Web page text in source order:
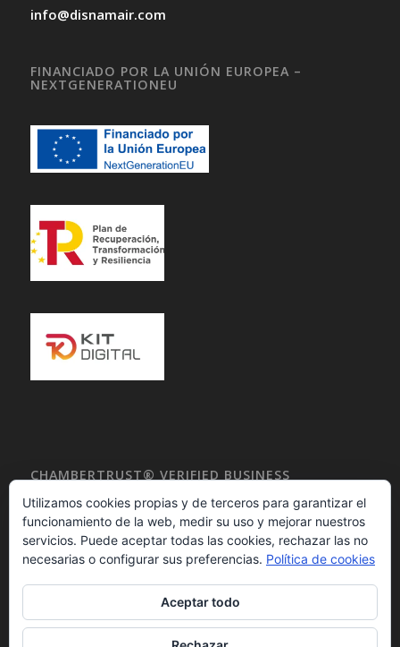
info@disnamair.com
FINANCIADO POR LA UNIÓN EUROPEA –
NEXTGENERATIONEU
CHAMBERTRUST® VERIFIED BUSINESS
Utilizamos cookies propias y de terceros para garantizar el
funcionamiento de la web, medir su uso y mejorar nuestros
servicios. Puede aceptar todas las cookies, rechazar las no
necesarias o configurar sus preferencias. Política de cookies
Aceptar todo